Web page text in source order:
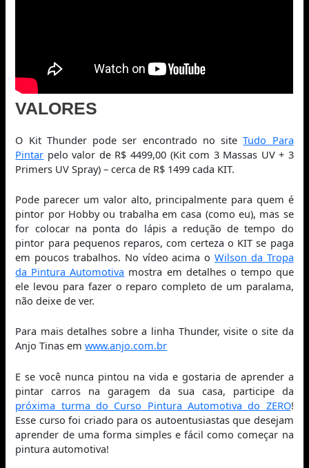
VALORES
O Kit Thunder pode ser encontrado no siteTudo Para
Pintar pelo valor de R$ 4499,00 (Kit com 3 Massas UV + 3
Primers UV Spray) – cerca de R$ 1499 cada KIT.
Pode parecer um valor alto, principalmente para quem é
pintor por Hobby ou trabalha em casa (como eu), mas se
for colocar na ponta do lápis a redução de tempo do
pintor para pequenos reparos, com certeza o KIT se paga
em poucos trabalhos. No vídeo acima o Wilson da Tropa
da Pintura Automotiva mostra em detalhes o tempo que
ele levou para fazer o reparo completo de um paralama,
não deixe de ver.
Para mais detalhes sobre a linha Thunder, visite o site da
Anjo Tinas emwww.anjo.com.br
E se você nunca pintou na vida e gostaria de aprender a
pintar carros na garagem da sua casa, participe da
próxima turma do Curso Pintura Automotiva do ZERO!
Esse curso foi criado para os autoentusiastas que desejam
aprender de uma forma simples e fácil como começar na
pintura automotiva!